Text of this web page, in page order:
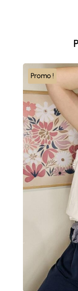
Promo !